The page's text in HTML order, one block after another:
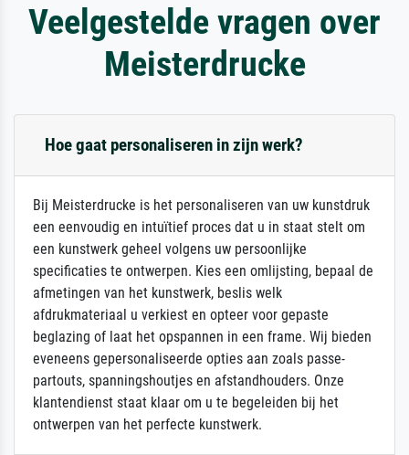
Veelgestelde vragen over
Meisterdrucke
Hoe gaat personaliseren in zijn werk?
Bij Meisterdrucke is het personaliseren van uw kunstdruk
een eenvoudig en intuïtief proces dat u in staat stelt om
een kunstwerk geheel volgens uw persoonlijke
specificaties te ontwerpen. Kies een omlijsting, bepaal de
afmetingen van het kunstwerk, beslis welk
afdrukmateriaal u verkiest en opteer voor gepaste
beglazing of laat het opspannen in een frame. Wij bieden
eveneens gepersonaliseerde opties aan zoals passe-
partouts, spanningshoutjes en afstandhouders. Onze
klantendienst staat klaar om u te begeleiden bij het
ontwerpen van het perfecte kunstwerk.